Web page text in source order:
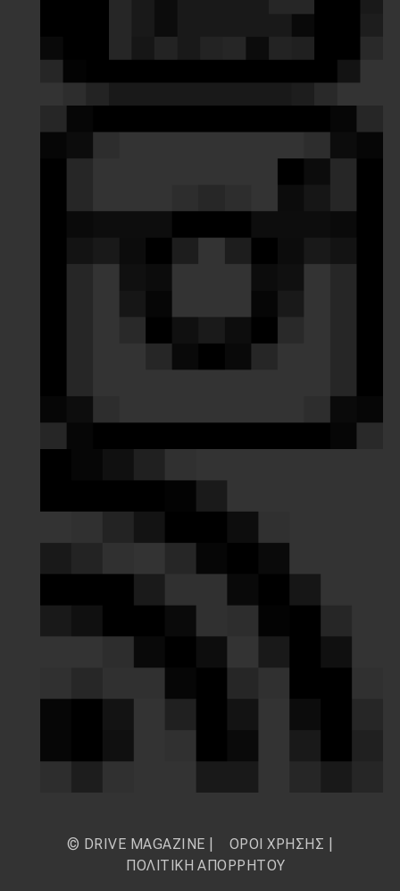
© DRIVE MAGAZINE | ΟΡΟΙ ΧΡΗΣΗΣ
ΠΟΛΙΤΙΚΗ ΑΠΟΡΡΗΤΟΥ